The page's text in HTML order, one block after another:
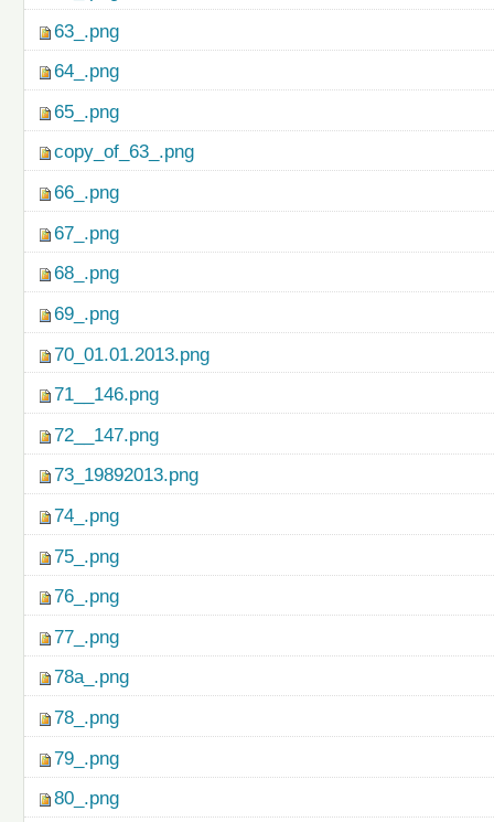
63_.png
64_.png
65_.png
copy_of_63_.png
66_.png
67_.png
68_.png
69_.png
70_01.01.2013.png
71__146.png
72__147.png
73_19892013.png
74_.png
75_.png
76_.png
77_.png
78a_.png
78_.png
79_.png
80_.png